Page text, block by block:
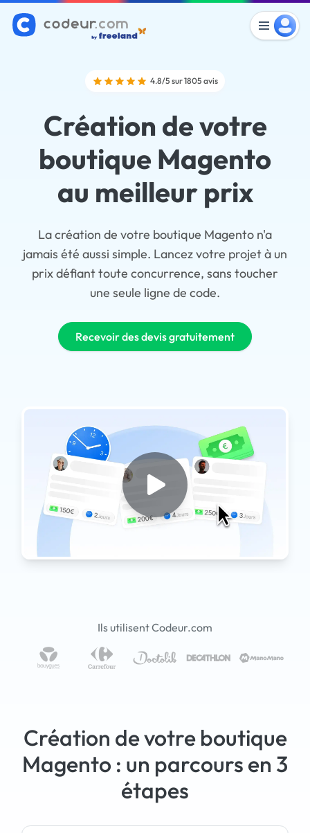
4.8/5 sur 1805 avis
Création de votre
boutique Magento
au meilleur prix
La création de votre boutique Magento n'a
jamais été aussi simple. Lancez votre projet à un
prix défiant toute concurrence, sans toucher
une seule ligne de code.
Recevoir des devis gratuitement
Ils utilisent Codeur.com
Création de votre boutique
Magento : un parcours en 3
étapes